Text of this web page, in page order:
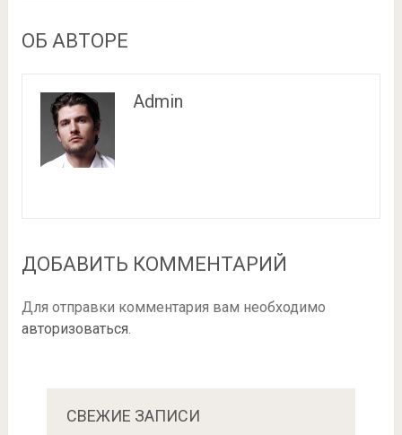
ОБ АВТОРЕ
Admin
ДОБАВИТЬ КОММЕНТАРИЙ
Для отправки комментария вам необходимо
авторизоваться.
СВЕЖИЕ ЗАПИСИ